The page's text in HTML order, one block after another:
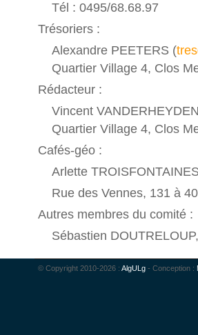
Tél : 0495/68.68.97
Trésoriers :
Alexandre PEETERS (
Quartier Village 4, Clos
Rédacteur :
Vincent
Quartier Village 4, Clos
Cafés-géo :
Arlette
Rue des Vennes, 131 à
Autres membres du comité :
Sébastien
© Copyright 2010-2026 : AlgULg - Conception :